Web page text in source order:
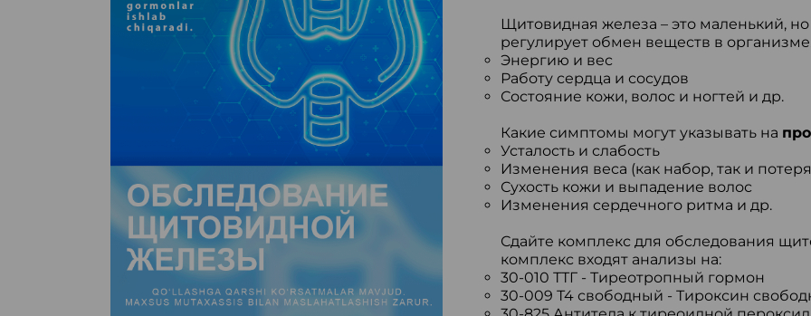
Щитовидная железа – это маленький,
регулирует обмен веществ в
Энергию и вес
Работу сердца и сосудов
Состояние кожи, волос и ногтей и др.
Какие симптомы могут указывать на
Усталость и слабость
Изменения веса (как набор, так и
Сухость кожи и выпадение волос
Изменения сердечного ритма и др.
Сдайте комплекс для обследования
комплекс входят анализы на:
30-010 ТТГ - Тиреотропный гормон
30-009 Т4 свободный - Тироксин